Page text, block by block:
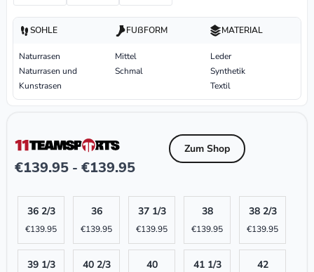
SOHLE
Naturrasen
Naturrasen und
Kunstrasen
FUßFORM
Mittel
Schmal
MATERIAL
Leder
Synthetik
Textil
€139.95 - €139.95
Zum Shop
36 2/3
€139.95
36
€139.95
37 1/3
€139.95
38
€139.95
38 2/3
€139.95
39 1/3 40 2/3 40 41 1/3 42